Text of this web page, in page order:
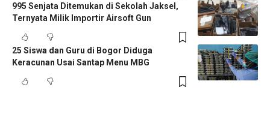
995 Senjata Ditemukan di Sekolah Jaksel,
Ternyata Milik Importir Airsoft Gun
25 Siswa dan Guru di Bogor Diduga
Keracunan Usai Santap Menu MBG